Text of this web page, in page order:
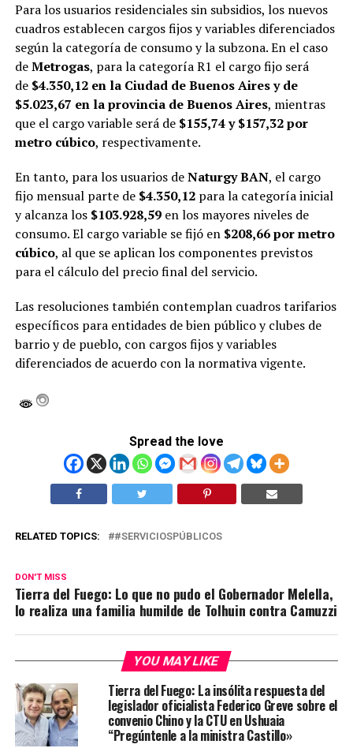
Para los usuarios residenciales sin subsidios, los nuevos
cuadros establecen cargos fijos y variables diferenciados
según la categoría de consumo y la subzona. En el caso
deMetrogas, para la categoría R1 el cargo fijo será
de $4.350,12 en la Ciudad de Buenos Aires y de
$5.023,67 en la provincia de Buenos Aires, mientras
que el cargo variable será de $155,74 y $157,32 por
metro cúbico, respectivamente.
En tanto, para los usuarios deNaturgy BAN, el cargo
fijo mensual parte de $4.350,12para la categoría inicial
y alcanza los $103.928,59en los mayores niveles de
consumo. El cargo variable se fijó en $208,66 por metro
cúbico, al que se aplican los componentes previstos
para el cálculo del precio final del servicio.
Las resoluciones también contemplan cuadros tarifarios
específicos para entidades de bien público y clubes de
barrio y de pueblo, con cargos fijos y variables
diferenciados de acuerdo con la normativa vigente.
Spread the love
RELATED TOPICS: #SERVICIOSPÚBLICOS
DON'T MISS
Tierra del Fuego: Lo que no pudo el Gobernador Melella,
lo realiza una familia humilde de Tolhuin contra Camuzzi
YOU MAY LIKE
Tierra del Fuego: La insólita respuesta del
legislador oficialista Federico Greve sobre el
convenio Chino y la CTU en Ushuaia
“Pregúntenle a la ministra Castillo»